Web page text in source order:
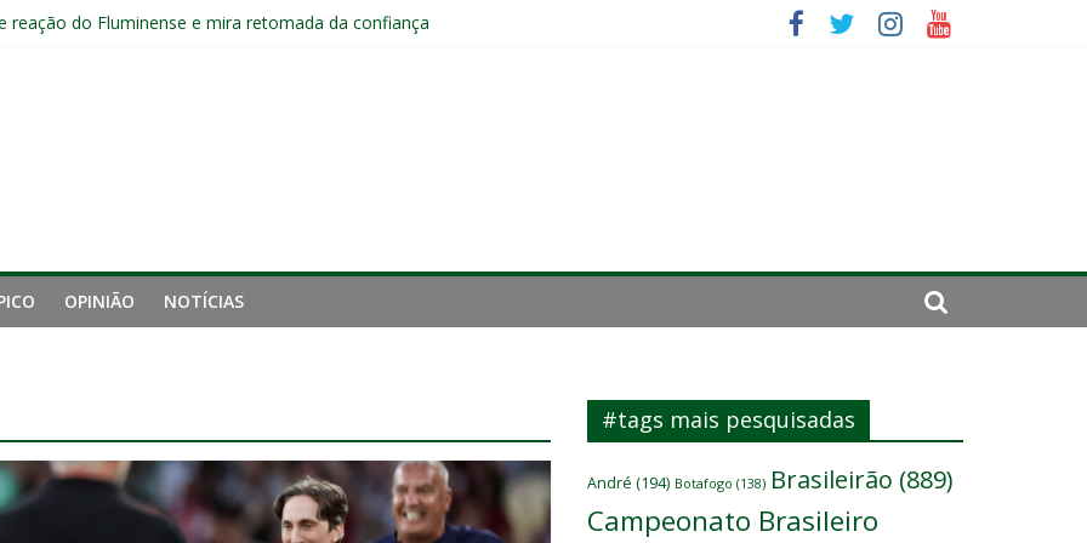
reação do Fluminense e mira retomada da confiança
empata com o Botafogo no Nilton Santos
Fluminense e pede virada de chave pós-eliminação: “Temos que virar a página”
OPINIÃO NOTÍCIAS
#tags mais pesquisadas
André (194) Botafogo (138) Brasileirão (889)
Campeonato Brasileiro